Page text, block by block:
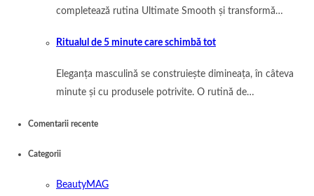
completează rutina Ultimate Smooth și transformă…
Ritualul de 5 minute care schimbă tot
Eleganța masculină se construiește dimineața, în câteva
minute și cu produsele potrivite. O rutină de…
Comentarii recente
Categorii
BeautyMAG